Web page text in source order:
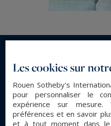
En savoir plus...
DESCRIPTION
Type de bien : Maison
Les cookies sur
Rouen Sotheby's
pour personnaliser le
expérience sur
préférences et en savoir
et à tout moment dans